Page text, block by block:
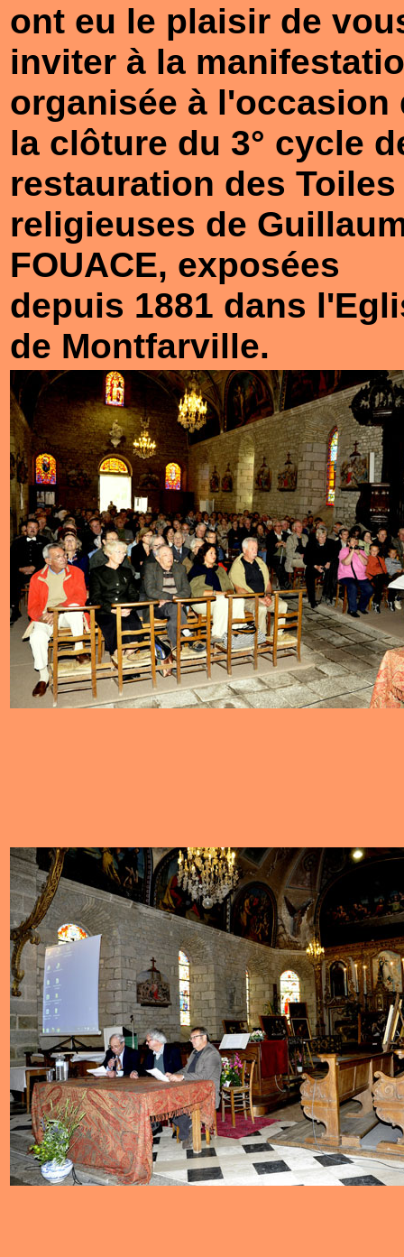
ont eu le plaisir de
inviter à la
organisée à l'occasion
la clôture du 3° cycle
restauration des Toiles
religieuses de
FOUACE, exposées
depuis 1881 dans
de Montfarville.